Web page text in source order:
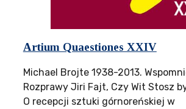
Artium Quaestiones XXIV
Michael Brojte 1938-2013.
Rozprawy Jiri Fajt, Czy Wit Stosz
O recepcji sztuki górnoreńskiej w